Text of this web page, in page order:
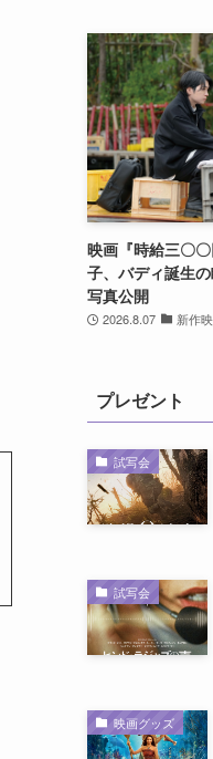
映画『時給三〇
子、バディ誕生
写真公開
2026.8.07 新作
プレゼント
試写会
試写会
映画グッズ